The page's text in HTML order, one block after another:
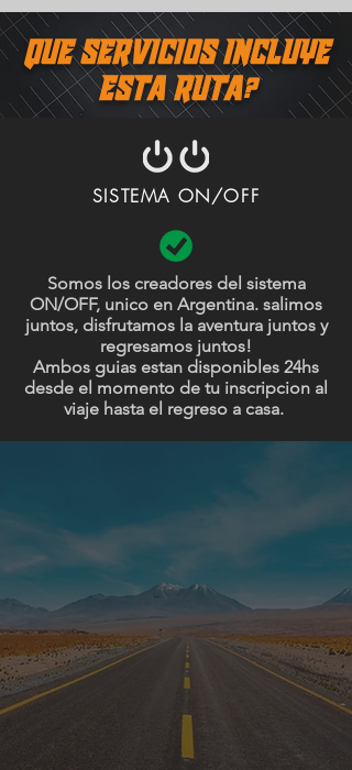
QUE SERVICIOS INCLUYE
ESTA RUTA?
SISTEMA ON/OFF
Somos los creadores del sistema
ON/OFF, unico en Argentina. salimos
juntos, disfrutamos la aventura juntos y
regresamos juntos!
Ambos guias estan disponibles 24hs
desde el momento de tu inscripcion al
viaje hasta el regreso a casa.